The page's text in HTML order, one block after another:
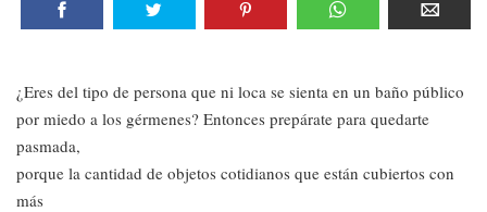
¿Eres del tipo de persona que ni loca se sienta en un baño público
por miedo a los gérmenes? Entonces prepárate para quedarte
pasmada,
porque la cantidad de objetos cotidianos que están cubiertos con
más